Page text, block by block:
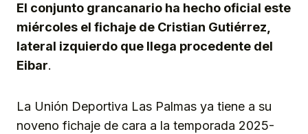
El conjunto grancanario ha hecho oficial este
miércoles el fichaje de Cristian Gutiérrez,
lateral izquierdo que llega procedente del
Eibar.
La Unión Deportiva Las Palmas ya tiene a su
noveno fichaje de cara a la temporada 2025-